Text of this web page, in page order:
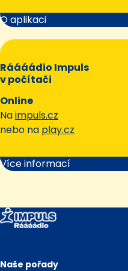
O aplikaci
Ráááádio Impuls
v počítači
Online
Naimpuls.cz
nebo na play.cz
Více informací
Naše pořady